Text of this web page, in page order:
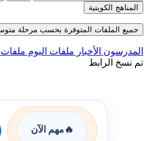
المناهج الكويتية
جميع الملفات المتوفرة بحسب مرحلة متوسطة
المدرسون الأخبار ملفات اليوم
تم نسخ الرابط
🔥 مهم الآن